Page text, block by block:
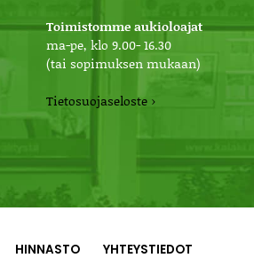
Toimistomme aukioloajat
ma-pe, klo 9.00- 16.30
(tai sopimuksen mukaan)
Tietosuojaseloste ›
HINNASTO YHTEYSTIEDOT